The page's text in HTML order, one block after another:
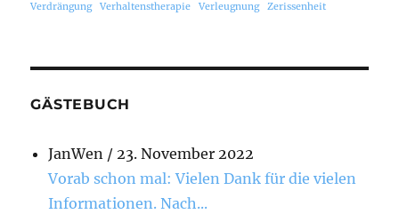
Verdrängung Verhaltenstherapie Verleugnung Zerissenheit
GÄSTEBUCH
JanWen /23. November 2022
Vorab schon mal: Vielen Dank für die vielen
Informationen. Nach...